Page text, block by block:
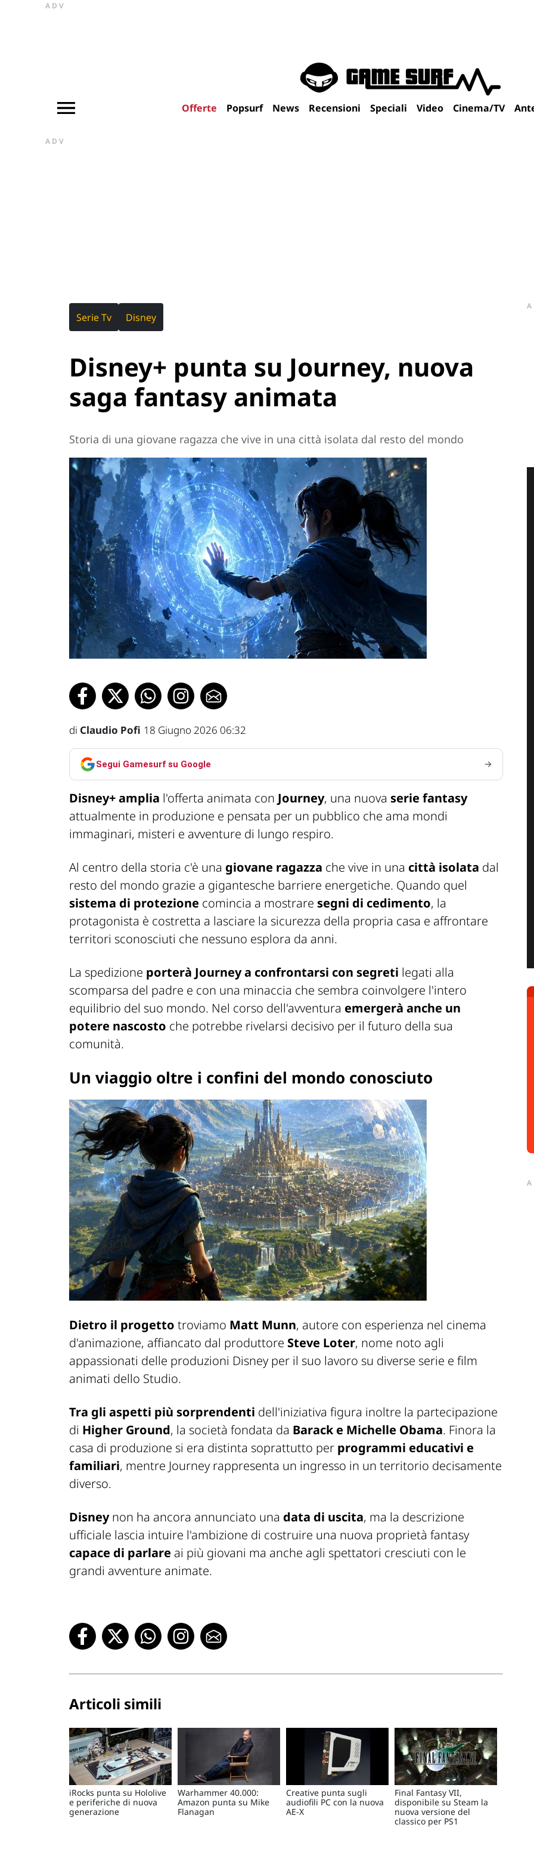
ADV
Offerte Popsurf News Recensioni Speciali Video Cinema/TV
ADV
Serie Tv Disney
Disney+ punta su Journey, nuova
saga fantasy animata
Storia di una giovane ragazza che vive in una città isolata dal resto del mondo
di Claudio Pofi 18 Giugno 2026 06:32
Segui Gamesurf su Google
Disney+ amplia l'offerta animata con Journey, una nuova serie fantasy
attualmente in produzione e pensata per un pubblico che ama mondi
immaginari, misteri e avventure di lungo respiro.
Al centro della storia c'è una giovane ragazza che vive in una città isolata dal
resto del mondo grazie a gigantesche barriere energetiche. Quando quel
sistema di protezione comincia a mostrare segni di cedimento, la
protagonista è costretta a lasciare la sicurezza della propria casa e affrontare
territori sconosciuti che nessuno esplora da anni.
La spedizione porterà Journey a confrontarsi con segreti legati alla
scomparsa del padre e con una minaccia che sembra coinvolgere l'intero
equilibrio del suo mondo. Nel corso dell'avventura emergerà anche un
potere nascosto che potrebbe rivelarsi decisivo per il futuro della sua
comunità.
Un viaggio oltre i confini del mondo conosciuto
Dietro il progetto troviamo Matt Munn, autore con esperienza nel cinema
d'animazione, affiancato dal produttore Steve Loter, nome noto agli
appassionati delle produzioni Disney per il suo lavoro su diverse serie e film
animati dello Studio.
Tra gli aspetti più sorprendenti dell'iniziativa figura inoltre la partecipazione
di Higher Ground, la società fondata da Barack e Michelle Obama. Finora la
casa di produzione si era distinta soprattutto per programmi educativi e
familiari, mentre Journeyrappresenta un ingresso in un territorio decisamente
diverso.
Disneynon ha ancora annunciato una data di uscita, ma la descrizione
ufficiale lascia intuire l'ambizione di costruire una nuova proprietà fantasy
capace di parlare ai più giovani ma anche agli spettatori cresciuti con le
grandi avventure animate.
Articoli simili
iRocks punta su Hololive
e periferiche di nuova
generazione
Warhammer 40.000:
Amazon punta su Mike
Flanagan
Creative punta sugli
audiofili PC con la nuova
AE-X
Final Fantasy VII,
disponibile su Steam la
nuova versione del
classico per PS1